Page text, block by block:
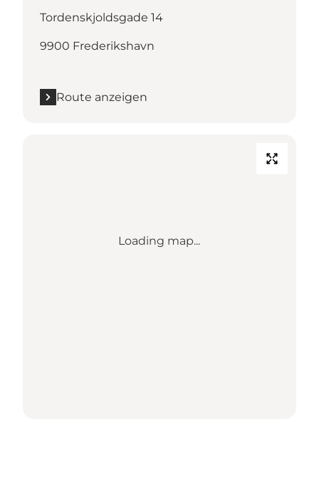
Tordenskjoldsgade 14
9900 Frederikshavn
Route anzeigen
Loading map...